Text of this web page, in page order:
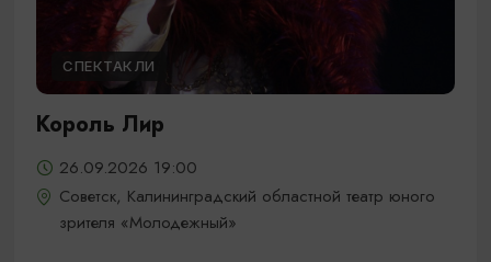
СПЕКТАКЛИ
Король Лир
26.09.2026 19:00
Советск, Калининградский областной театр юного
зрителя «Молодежный»